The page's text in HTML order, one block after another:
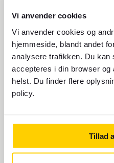
Vi anvender cookies
Vi anvender cookies og
hjemmeside, blandt andet
analysere trafikken. Du kan
accepteres i din browser
helst. Du finder flere
policy.
Tillad
Rejsedato
8.8.2026
Rejsende
Økonomi